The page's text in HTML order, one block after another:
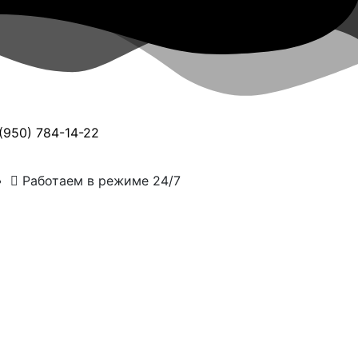
784-14-22
Работаем в режиме 24/7